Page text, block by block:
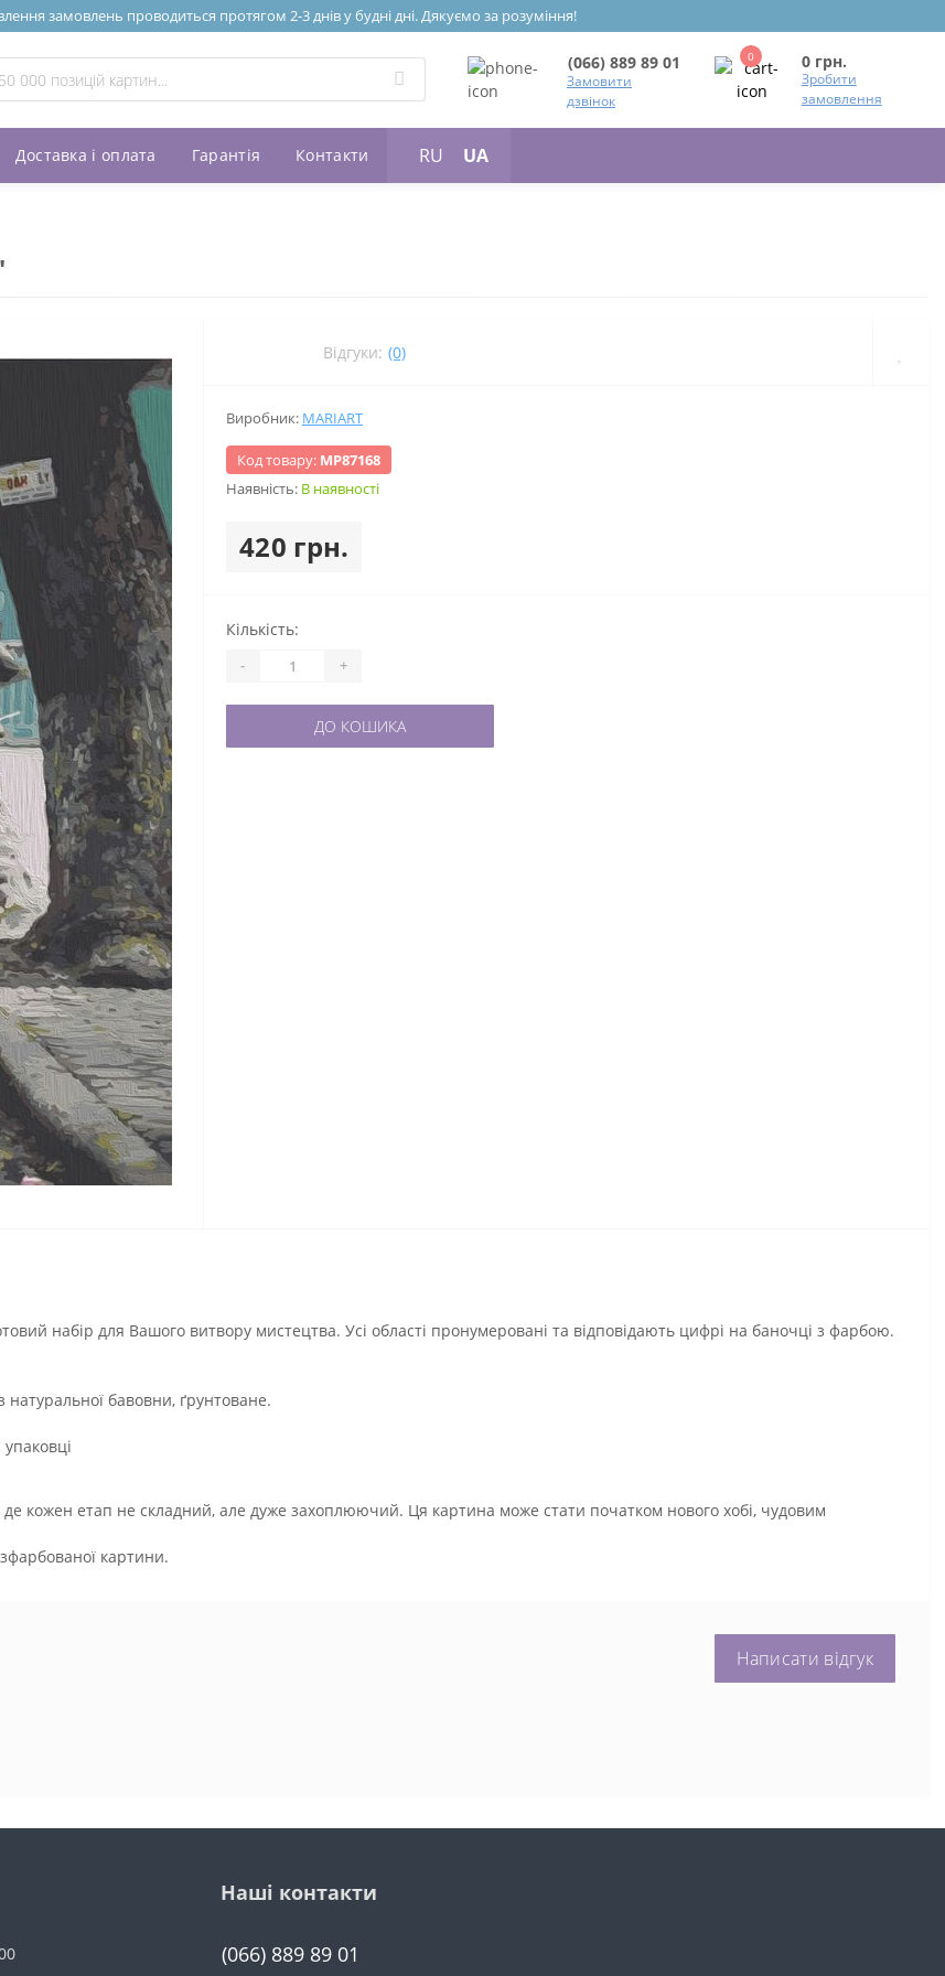
замовлень проводиться протягом 2-3 днів у будні дні. Дякуємо за розуміння!
(066) 889 89 01
Замовити
дзвінок
0 0 грн.
Зробити
замовлення
Доставка і оплата Гарантія Контакти RU UA
Відгуки: (0)
Виробник: MARIART
Код товару: МР87168
Наявність: В наявності
420 грн.
Кількість:
- +
ДО КОШИКА
набір для Вашого витвору мистецтва. Усі області пронумеровані та відповідають цифрі на баночці з фарбою.
бавовни, ґрунтоване.
кожен етап не складний, але дуже захоплюючий. Ця картина може стати початком нового хобі, чудовим
картини.
Написати відгук
Наші контакти
(066) 889 89 01